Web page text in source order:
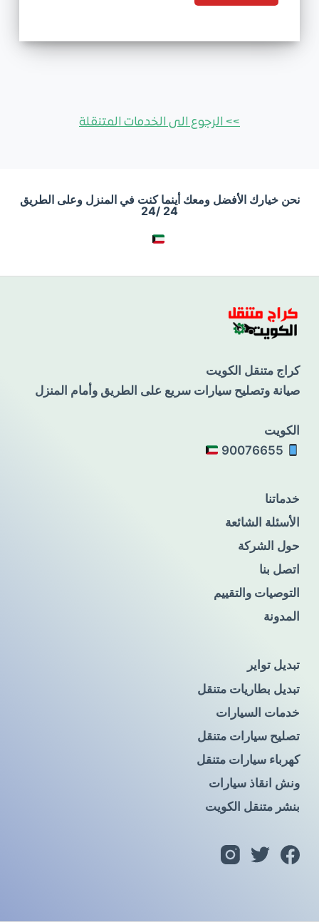
>> الرجوع الى الخدمات المتنقلة
نحن خيارك الأفضل ومعك أينما كنت في المنزل وعلى الطريق
24 /24
كراج متنقل الكويت
صيانة وتصليح سيارات سريع على الطريق وأمام المنزل
الكويت
خدماتنا
الأسئلة الشائعة
حول الشركة
اتصل بنا
التوصيات والتقييم
المدونة
تبديل تواير
تبديل بطاريات متنقل
خدمات السيارات
تصليح سيارات متنقل
كهرباء سيارات متنقل
ونش انقاذ سيارات
بنشر متنقل الكويت